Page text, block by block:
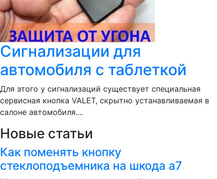
Сигнализации для
автомобиля с таблеткой
Для этого у сигнализаций существует специальная
сервисная кнопка VALET, скрытно устанавливаемая в
салоне автомобиля....
Новые статьи
Как поменять кнопку
стеклоподъемника на шкода а7